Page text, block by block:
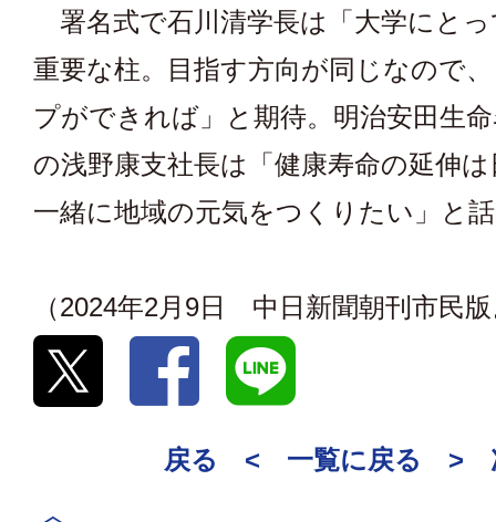
署名式で石川清学長は「大学にと
重要な柱。目指す方向が同じなので
プができれば」と期待。明治安田生
の浅野康支社長は「健康寿命の延伸
一緒に地域の元気をつくりたい」と
（2024年2月9日 中日新聞朝刊市民
戻る < 一覧に戻る >